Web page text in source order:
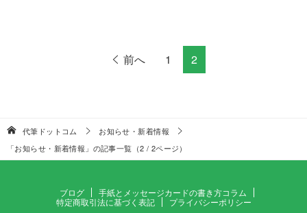
前へ 1 2
代筆ドットコム
お知らせ・新着情報
「お知らせ・新着情報」の記事一覧（2 / 2ページ）
ブログ
手紙とメッセージカードの書き方コラム
特定商取引法に基づく表記
プライバシーポリシー